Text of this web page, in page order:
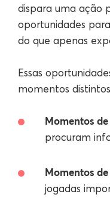
dispara uma ação
oportunidades
do que apenas
Essas
momentos
Momentos
procuram
Momentos
jogadas